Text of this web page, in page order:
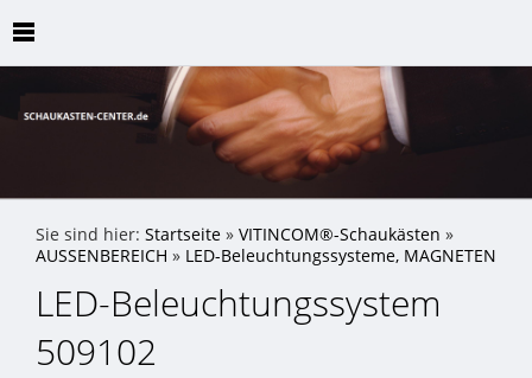
Sie sind hier: Startseite » VITINCOM®-Schaukästen »
AUSSENBEREICH » LED-Beleuchtungssysteme, MAGNETEN
LED-Beleuchtungssystem
509102